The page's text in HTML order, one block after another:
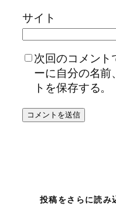
サイト
次回のコメン
ーに自分の名前
トを保存する。
投稿をさらに読み